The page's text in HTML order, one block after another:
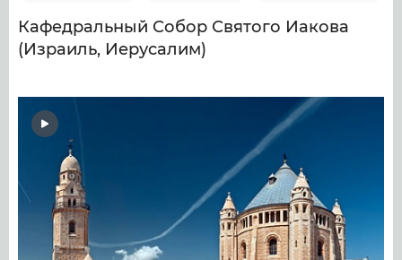
Кафедральный Собор Святого Иакова
(Израиль, Иерусалим)